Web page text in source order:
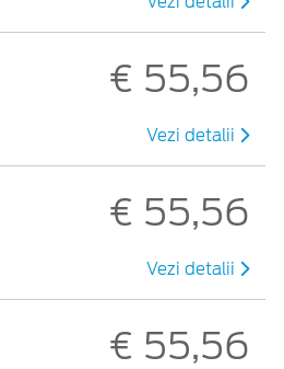
€ 55,56
Vezi detalii
€ 55,56
Vezi detalii
€ 55,56